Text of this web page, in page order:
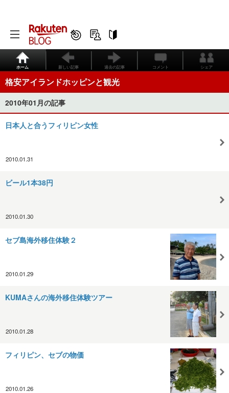
ホーム 新しい記事 過去の記事 コメント シェア
格安アイランドホッピンと観光
2010年01月の記事
日本人と合うフィリピン女性
2010.01.31
ビール1本38円
2010.01.30
セブ島海外移住体験２
2010.01.29
KUMAさんの海外移住体験ツアー
2010.01.28
フィリピン、セブの物価
2010.01.26